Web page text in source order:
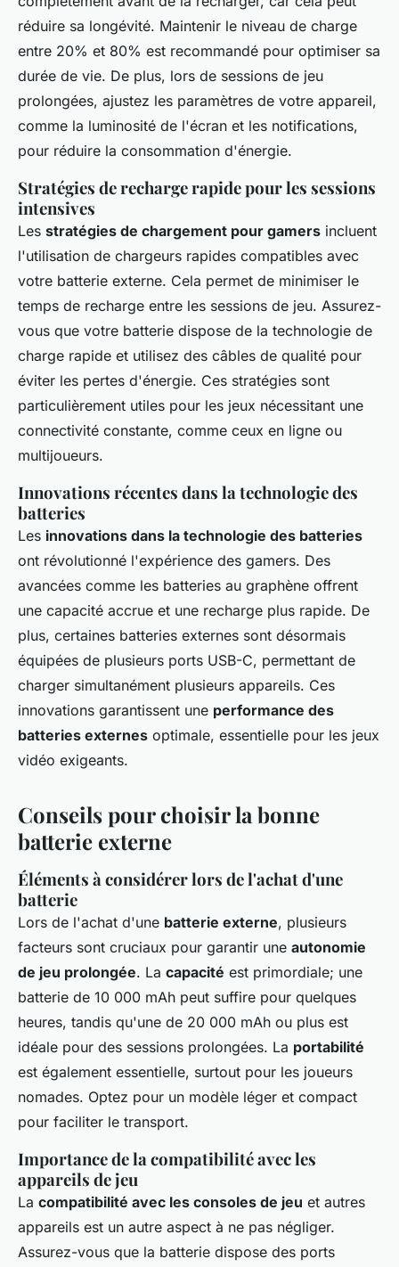
réduire sa longévité. Maintenir le niveau de charge
entre 20% et 80% est recommandé pour optimiser sa
durée de vie. De plus, lors de sessions de jeu
prolongées, ajustez les paramètres de votre appareil,
comme la luminosité de l'écran et les notifications,
pour réduire la consommation d'énergie.
Stratégies de recharge rapide pour les sessions
intensives
Les stratégies de chargement pour gamers incluent
l'utilisation de chargeurs rapides compatibles avec
votre batterie externe. Cela permet de minimiser le
temps de recharge entre les sessions de jeu. Assurez-
vous que votre batterie dispose de la technologie de
charge rapide et utilisez des câbles de qualité pour
éviter les pertes d'énergie. Ces stratégies sont
particulièrement utiles pour les jeux nécessitant une
connectivité constante, comme ceux en ligne ou
multijoueurs.
Innovations récentes dans la technologie des
batteries
Les innovations dans la technologie des batteries
ont révolutionné l'expérience des gamers. Des
avancées comme les batteries au graphène offrent
une capacité accrue et une recharge plus rapide. De
plus, certaines batteries externes sont désormais
équipées de plusieurs ports USB-C, permettant de
charger simultanément plusieurs appareils. Ces
innovations garantissent une performance des
batteries externes optimale, essentielle pour les jeux
vidéo exigeants.
Conseils pour choisir la bonne
batterie externe
Éléments à considérer lors de l'achat d'une
batterie
Lors de l'achat d'une batterie externe, plusieurs
facteurs sont cruciaux pour garantir une autonomie
de jeu prolongée. La capacité est primordiale; une
batterie de 10 000 mAh peut suffire pour quelques
heures, tandis qu'une de 20 000 mAh ou plus est
idéale pour des sessions prolongées. La portabilité
est également essentielle, surtout pour les joueurs
nomades. Optez pour un modèle léger et compact
pour faciliter le transport.
Importance de la compatibilité avec les
appareils de jeu
La compatibilité avec les consoles de jeu et autres
appareils est un autre aspect à ne pas négliger.
Assurez-vous que la batterie dispose des ports